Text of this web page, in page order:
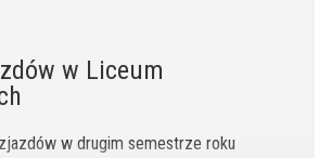
w Liceum
w drugim semestrze roku